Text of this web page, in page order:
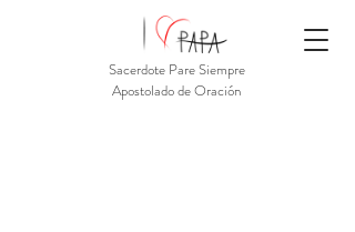
Sacerdote Pare Siempre
Apostolado de Oración